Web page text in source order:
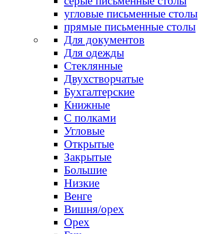
угловые письменные столы
прямые письменные столы
Для документов
Для одежды
Стеклянные
Двухстворчатые
Бухгалтерские
Книжные
С полками
Угловые
Открытые
Закрытые
Большие
Низкие
Венге
Вишня/орех
Орех